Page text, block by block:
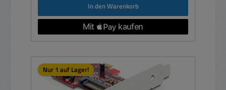
In den Warenkorb
Nur 1 auf Lager!